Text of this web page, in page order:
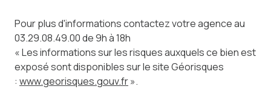
Pour plus d'informations contactez votre agence au
03.29.08.49.00 de 9h à 18h
« Les informations sur les risques auxquels ce bien est
exposé sont disponibles sur le site Géorisques
: www.georisques.gouv.fr».